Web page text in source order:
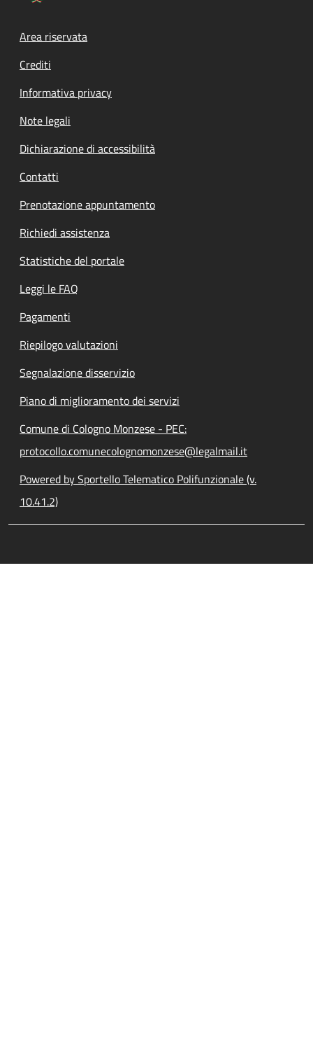
Footer menu
Area riservata
Crediti
Informativa privacy
Note legali
Dichiarazione di accessibilità
Contatti
Prenotazione appuntamento
Richiedi assistenza
Statistiche del portale
Leggi le FAQ
Pagamenti
Riepilogo valutazioni
Segnalazione disservizio
Piano di miglioramento dei servizi
Comune di Cologno Monzese - PEC:
protocollo.comunecolognomonzese@legalmail.it
Powered by Sportello Telematico Polifunzionale (v.
10.41.2)